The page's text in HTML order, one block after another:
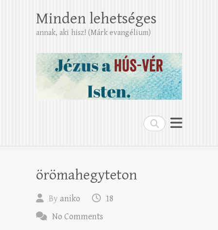
Search
Minden lehetséges
annak, aki hisz! (Márk evangélium)
örömahegyteton
By aniko
18
No Comments